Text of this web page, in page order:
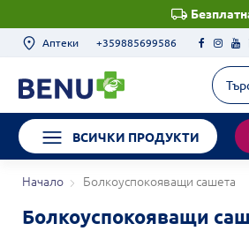
Аптеки +359885699586
ВСИЧКИ ПРОДУКТИ
Начало Болкоуспокояващи сашета
Болкоуспокояващи